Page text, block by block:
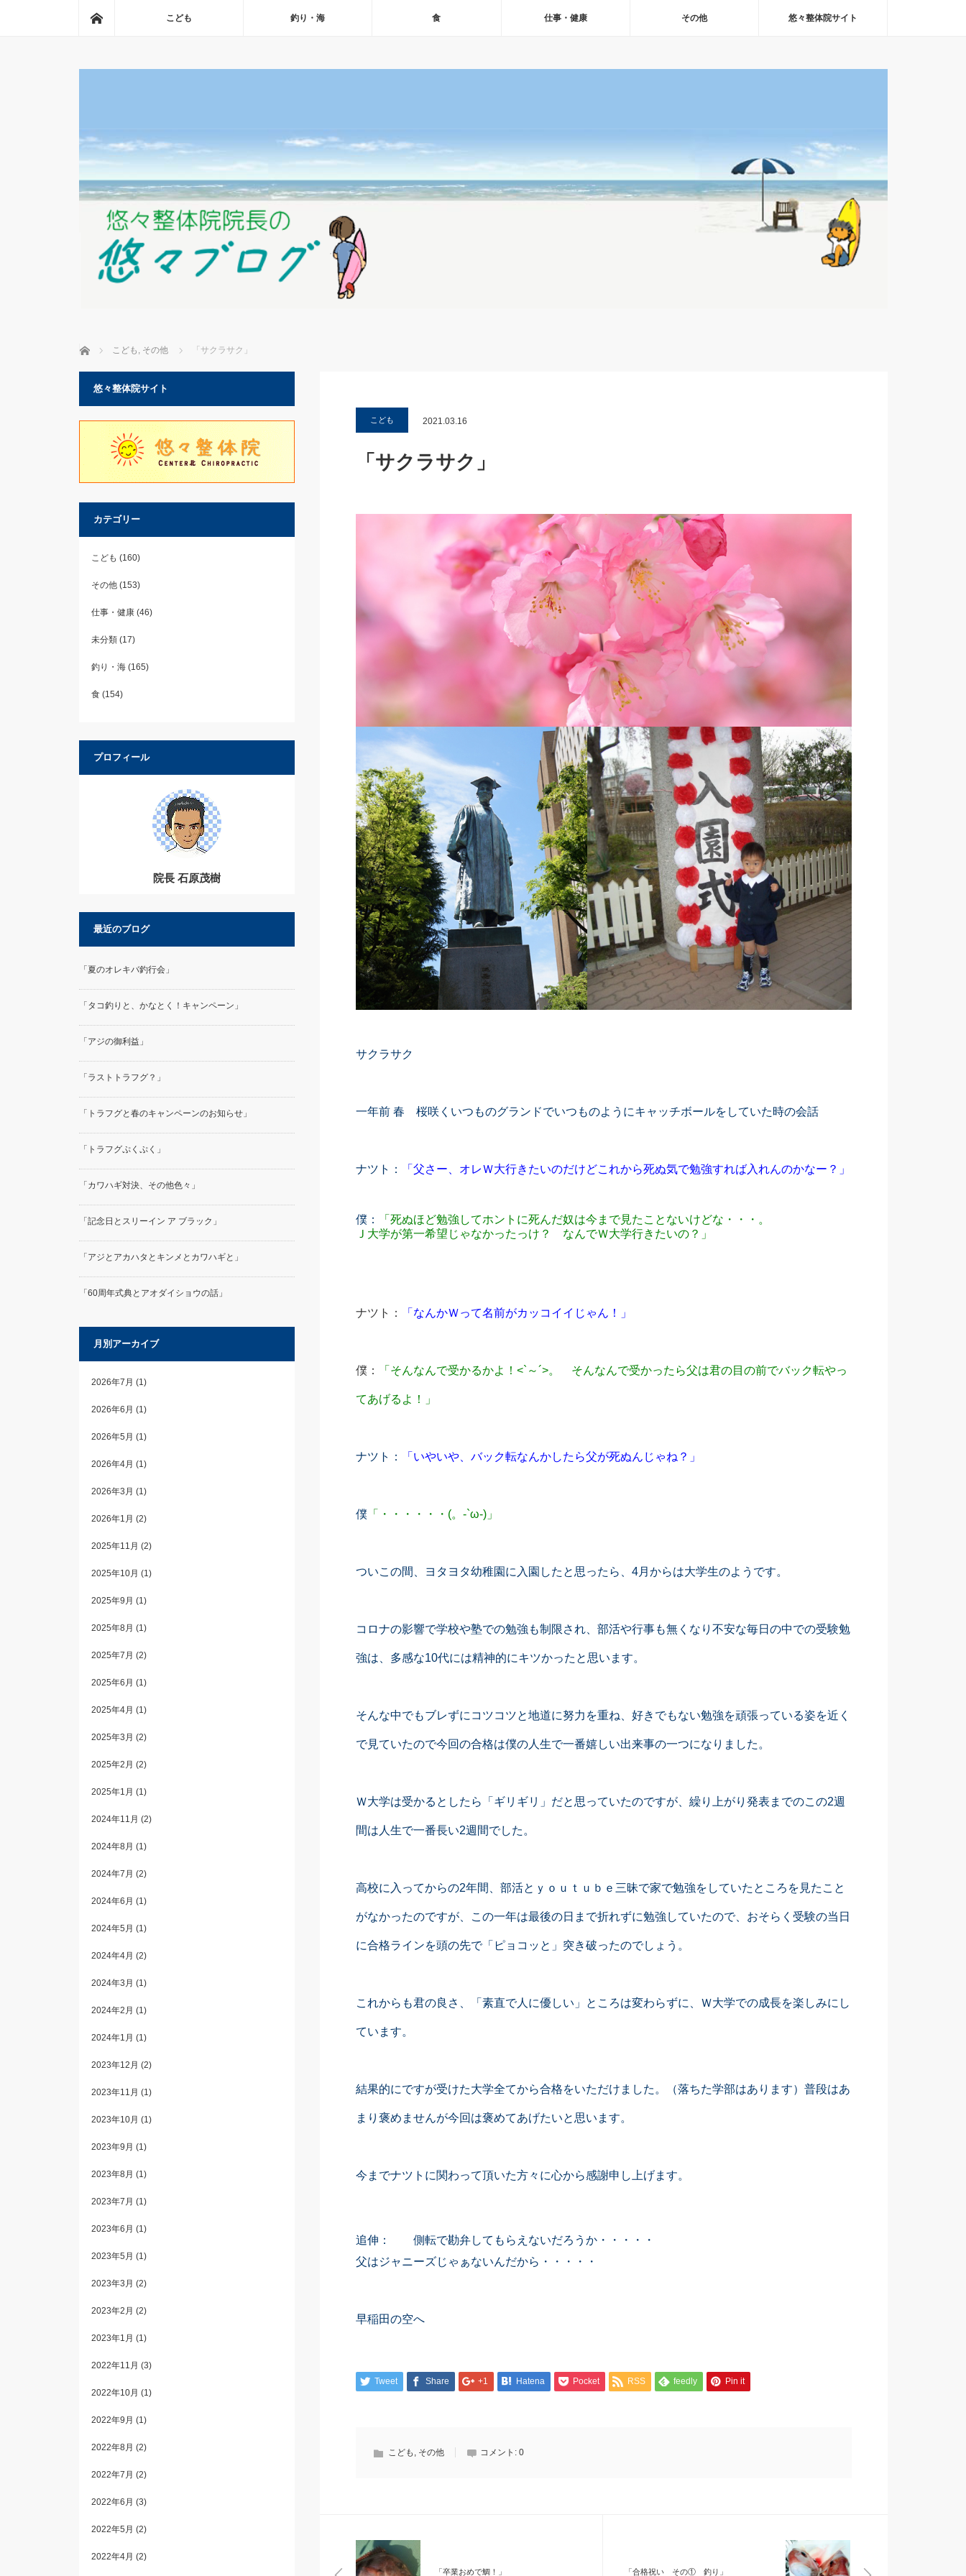
こども 釣り・海 食 仕事・健康 その他 悠々整体院サイト
ホーム こども , その他 「サクラサク」
こども 2021.03.16
「サクラサク」
サクラサク
一年前 春 桜咲くいつものグランドでいつものようにキャッチボールをしていた時の会話
ナツト： 「父さー、オレＷ大行きたいのだけどこれから死ぬ気で勉強すれば入れんのかなー？」
僕：
「死ぬほど勉強してホントに死んだ奴は今まで見たことないけどな・・・。
Ｊ大学が第一希望じゃなかったっけ？ なんでＷ大学行きたいの？」
ナツト： 「なんかＷって名前がカッコイイじゃん！」
僕： 「そんなんで受かるかよ！<`～´>。 そんなんで受かったら父は君の目の前でバック転やっ
てあげるよ！」
ナツト： 「いやいや、バック転なんかしたら父が死ぬんじゃね？」
僕「・・・・・・(。-`ω-)」
ついこの間、ヨタヨタ幼稚園に入園したと思ったら、4月からは大学生のようです。
コロナの影響で学校や塾での勉強も制限され、部活や行事も無くなり不安な毎日の中での受験勉
強は、多感な10代には精神的にキツかったと思います。
そんな中でもブレずにコツコツと地道に努力を重ね、好きでもない勉強を頑張っている姿を近く
で見ていたので今回の合格は僕の人生で一番嬉しい出来事の一つになりました。
Ｗ大学は受かるとしたら「ギリギリ」だと思っていたのですが、繰り上がり発表までのこの2週
間は人生で一番長い2週間でした。
高校に入ってからの2年間、部活とｙｏｕｔｕｂｅ三昧で家で勉強をしていたところを見たこと
がなかったのですが、この一年は最後の日まで折れずに勉強していたので、おそらく受験の当日
に合格ラインを頭の先で「ピョコッと」突き破ったのでしょう。
これからも君の良さ、「素直で人に優しい」ところは変わらずに、Ｗ大学での成長を楽しみにし
ています。
結果的にですが受けた大学全てから合格をいただけました。（落ちた学部はあります）普段はあ
まり褒めませんが今回は褒めてあげたいと思います。
今までナツトに関わって頂いた方々に心から感謝申し上げます。
追伸： 側転で勘弁してもらえないだろうか・・・・・
父はジャニーズじゃぁないんだから・・・・・
早稲田の空へ
Tweet Share +1 Hatena Pocket RSS feedly Pin it
こども , その他 コメント: 0
「卒業おめで鯛！」 「合格祝い その① 釣り」
悠々整体院サイト
カテゴリー
こども (160)
その他(153)
仕事・健康(46)
未分類(17)
釣り・海(165)
食(154)
プロフィール
院長 石原茂樹
最近のブログ
「夏のオレキバ釣行会」
「タコ釣りと、かなとく！キャンペーン」
「アジの御利益」
「ラストトラフグ？」
「トラフグと春のキャンペーンのお知らせ」
「トラフグぷくぷく」
「カワハギ対決、その他色々」
「記念日とスリーイン ア ブラック」
「アジとアカハタとキンメとカワハギと」
「60周年式典とアオダイショウの話」
月別アーカイブ
2026年7月 (1)
2026年6月 (1)
2026年5月 (1)
2026年4月 (1)
2026年3月 (1)
2026年1月 (2)
2025年11月 (2)
2025年10月 (1)
2025年9月 (1)
2025年8月 (1)
2025年7月 (2)
2025年6月 (1)
2025年4月 (1)
2025年3月 (2)
2025年2月 (2)
2025年1月 (1)
2024年11月 (2)
2024年8月 (1)
2024年7月 (2)
2024年6月 (1)
2024年5月 (1)
2024年4月 (2)
2024年3月 (1)
2024年2月 (1)
2024年1月 (1)
2023年12月 (2)
2023年11月 (1)
2023年10月 (1)
2023年9月 (1)
2023年8月 (1)
2023年7月 (1)
2023年6月 (1)
2023年5月 (1)
2023年3月 (2)
2023年2月 (2)
2023年1月 (1)
2022年11月 (3)
2022年10月 (1)
2022年9月 (1)
2022年8月 (2)
2022年7月 (2)
2022年6月 (3)
2022年5月 (2)
2022年4月 (2)